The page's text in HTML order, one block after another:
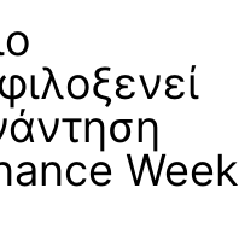
Week